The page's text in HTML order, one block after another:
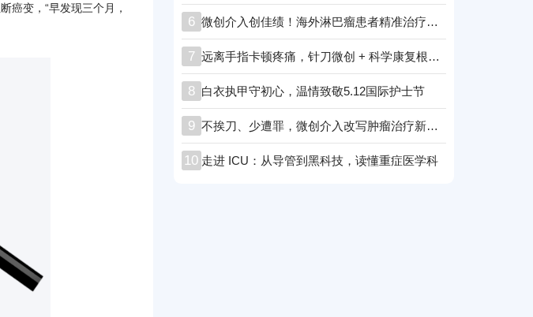
变，“早发现三个月，
6 微创介入创佳绩！海外淋巴瘤患者精准治疗后顺利康复
7 远离手指卡顿疼痛，针刀微创 + 科学康复根治腱鞘炎
8 白衣执甲守初心，温情致敬5.12国际护士节
9 不挨刀、少遭罪，微创介入改写肿瘤治疗新格局
10 走进 ICU：从导管到黑科技，读懂重症医学科